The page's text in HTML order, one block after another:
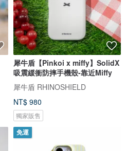
犀牛盾【Pinkoi x miffy】SolidX
吸震緩衝防摔手機殼-靠近Miffy
犀牛盾 RHINOSHIELD
NT$ 980
獨家販售
免運